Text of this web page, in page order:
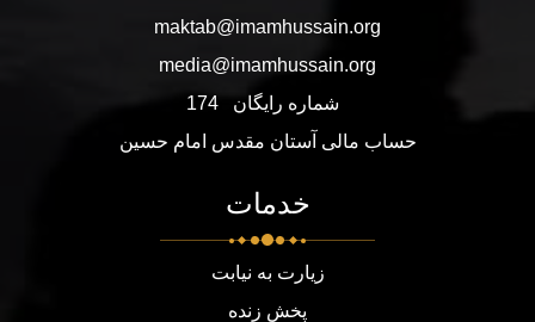
maktab@imamhussain.org
media@imamhussain.org
شماره رایگان
174
حساب مالی آستان مقدس امام حسین
خدمات
زیارت به نیابت
پخش زنده